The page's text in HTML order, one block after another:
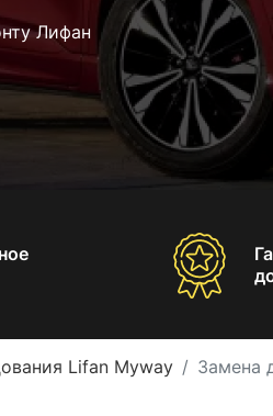
Лифан
Lifan Myway Замена